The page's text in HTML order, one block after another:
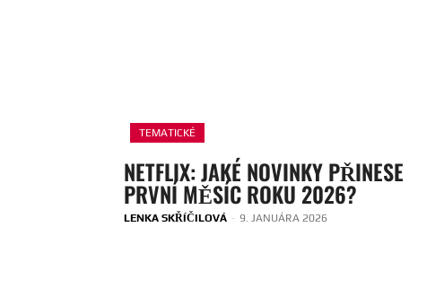
TEMATICKÉ
NETFLIX: JAKÉ NOVINKY PŘINESE
PRVNÍ MĚSÍC ROKU 2026?
LENKA SKŘÍČILOVÁ - 9. JANUÁRA 2026